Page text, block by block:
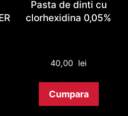
Pasta de dinti cu
clorhexidina 0,05%
40,00 lei
Cumpara